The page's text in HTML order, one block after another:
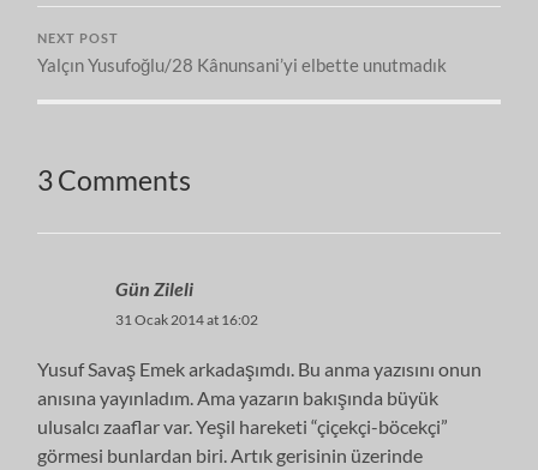
NEXT POST
Yalçın Yusufoğlu/28 Kânunsani’yi elbette unutmadık
3 Comments
Gün Zileli
31 Ocak 2014 at 16:02
Yusuf Savaş Emek arkadaşımdı. Bu anma yazısını onun
anısına yayınladım. Ama yazarın bakışında büyük
ulusalcı zaaflar var. Yeşil hareketi “çiçekçi-böcekçi”
görmesi bunlardan biri. Artık gerisinin üzerinde